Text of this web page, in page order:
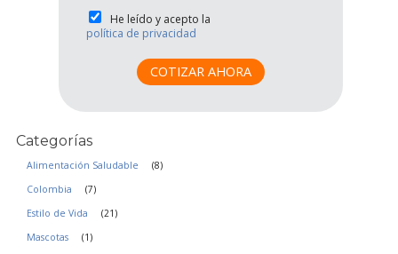
n
e
P
r
c
d
a
*
He leído y acepto la
política de privacidad
COTIZAR AHORA
Categorías
Alimentación Saludable
(8)
Colombia
(7)
Estilo de Vida
(21)
Mascotas
(1)